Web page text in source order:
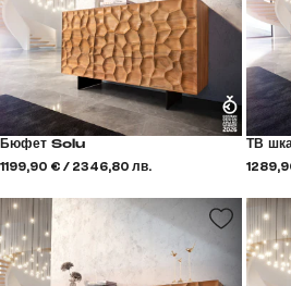
Бюфет Solu
1199,90 € / 2346,80 лв.
ТВ